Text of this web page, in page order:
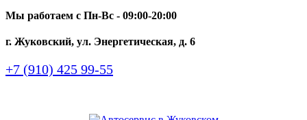
Мы работаем с Пн-Вc - 09:00-20:00
г. Жуковский, ул. Энергетическая, д. 6
+7 (910) 425 99-55